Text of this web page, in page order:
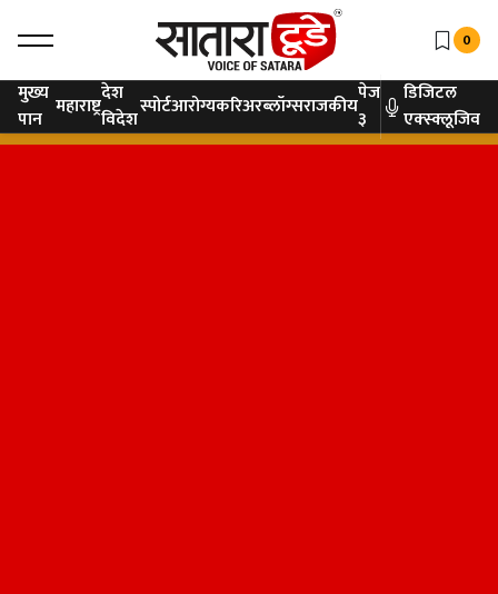
0
मुख्य
पान महाराष्ट्रदेश
विदेशस्पोर्टआरोग्यकरिअरब्लॉग्सराजकीयपेज
३
डिजिटल
एक्स्क्लूजिव